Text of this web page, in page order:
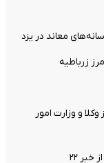
معاند در یزد
زرباطیه
و وزارت امور
۲۲